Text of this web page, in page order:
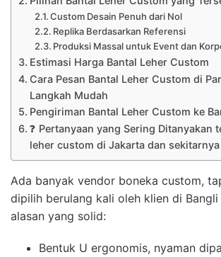
Custom Desain Penuh dari Nol
Replika Berdasarkan Referensi
Produksi Massal untuk Event dan
Estimasi Harga Bantal Leher Custom
Cara Pesan Bantal Leher Custom di
Langkah Mudah
Pengiriman Bantal Leher Custom ke
❓ Pertanyaan yang Sering Ditanyakan
leher custom di Jakarta dan sekitarnya
Ada banyak vendor boneka custom,
dipilih berulang kali oleh klien di Bangli
alasan yang solid:
Bentuk U ergonomis, nyaman